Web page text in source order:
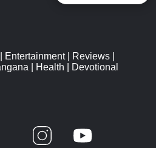
Entertainment| Reviews
Health Devotional